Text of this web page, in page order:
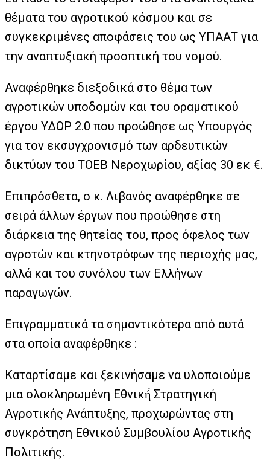
θέματα του αγροτικού κόσμου και σε
συγκεκριμένες αποφάσεις του ως ΥΠΑΑΤ για
την αναπτυξιακή προοπτική του νομού.
Αναφέρθηκε διεξοδικά στο θέμα των
αγροτικών υποδομών και του οραματικού
έργου ΥΔΩΡ 2.0 που προώθησε ως Υπουργός
για τον εκσυγχρονισμό των αρδευτικών
δικτύων του ΤΟΕΒ Νεροχωρίου, αξίας 30 εκ €.
Επιπρόσθετα, ο κ. Λιβανός αναφέρθηκε σε
σειρά άλλων έργων που προώθησε στη
διάρκεια της θητείας του, προς όφελος των
αγροτών και κτηνοτρόφων της περιοχής μας,
αλλά και του συνόλου των Ελλήνων
παραγωγών.
Επιγραμματικά τα σημαντικότερα από αυτά
στα οποία αναφέρθηκε :
Καταρτίσαμε και ξεκινήσαμε να υλοποιούμε
μια ολοκληρωμένη Εθνική́ Στρατηγική
Αγροτικής Ανάπτυξης, προχωρώντας στη
συγκρότηση Εθνικού Συμβουλίου Αγροτικής
Πολιτικής.